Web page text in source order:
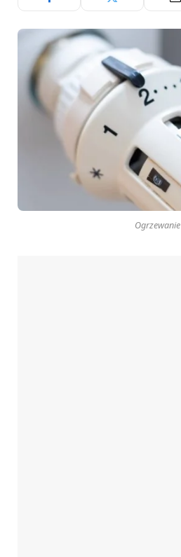
Ogrzewanie